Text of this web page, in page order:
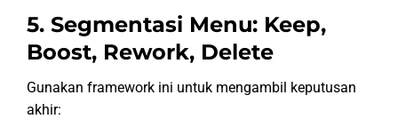
5. Segmentasi Menu: Keep,
Boost, Rework, Delete
Gunakan framework ini untuk mengambil keputusan
akhir: